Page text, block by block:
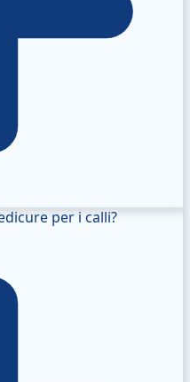
per i calli?